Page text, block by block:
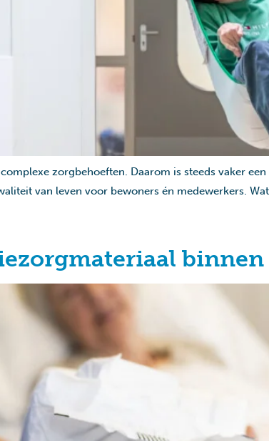
zorgbehoeften. Daarom is steeds vaker
van leven voor bewoners én medewerkers.
binnen